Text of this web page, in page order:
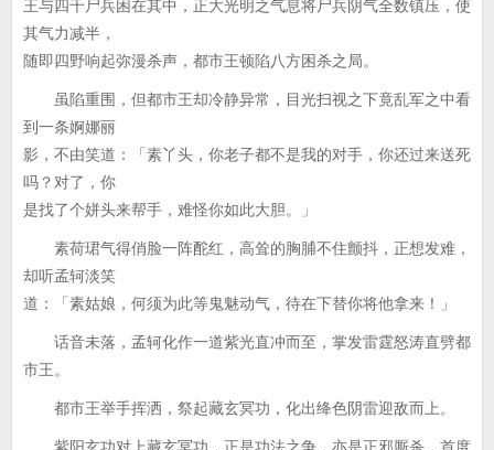
王与四千尸兵困在其中，正大光明之气息将尸兵阴气全数镇压，使
其气力减半，
随即四野响起弥漫杀声，都市王顿陷八方困杀之局。
虽陷重围，但都市王却冷静异常，目光扫视之下竟乱军之中看
到一条婀娜丽
影，不由笑道：「素丫头，你老子都不是我的对手，你还过来送死
吗？对了，你
是找了个姘头来帮手，难怪你如此大胆。」
素荷珺气得俏脸一阵酡红，高耸的胸脯不住颤抖，正想发难，
却听孟轲淡笑
道：「素姑娘，何须为此等鬼魅动气，待在下替你将他拿来！」
话音未落，孟轲化作一道紫光直冲而至，掌发雷霆怒涛直劈都
市王。
都市王举手挥洒，祭起藏玄冥功，化出绛色阴雷迎敌而上。